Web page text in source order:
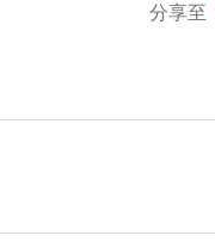
分享至